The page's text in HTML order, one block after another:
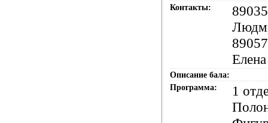
Контакты:
Елена
Описание бала:
Программа:
1